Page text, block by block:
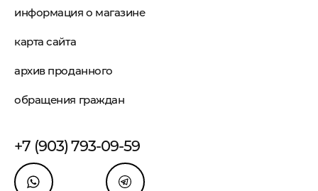
информация о магазине
карта сайта
архив проданного
обращения граждан
+7 (903) 793-09-59